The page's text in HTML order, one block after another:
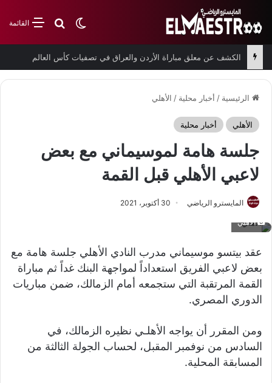
القائمةبحث عن
الوضع المظلم
الكشف عن معلق مباراة الأردن والعراق في تصفيات كأس العالم
الرئيسية / أخبار محلية / الأهلي
الأهلي أخبار محلية
جلسة هامة لموسيماني مع بعض
لاعبي الأهلي قبل القمة
المايسترو الرياضي 30 أكتوبر، 2021
الأهلي
عقد بيتسو موسيماني مدرب النادي الأهلي جلسة هامة مع
بعض لاعبي الفريق استعداداً لمواجهة البنك غداً ثم مباراة
القمة المرتقبة التي ستجمعه أمام الزمالك، ضمن مباريات
الدوري المصري.
ومن المقرر أن يواجه الأهلـي نظيره الزمالك، في
السادس من نوفمبر المقبل، لحساب الجولة الثالثة من
المسابقة المحلية.